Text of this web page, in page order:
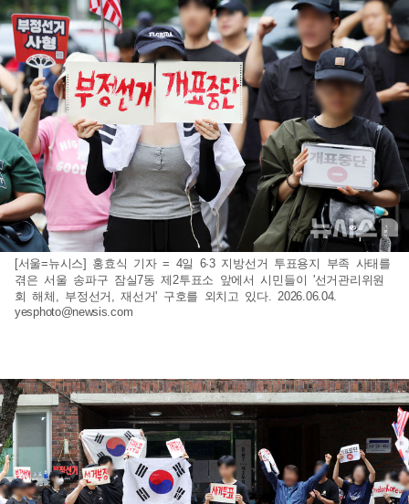
[서울=뉴시스] 홍효식 기자 = 4일 6·3 지방선거 투표용지 부족 사태를
겪은 서울 송파구 잠실7동 제2투표소 앞에서 시민들이 '선거관리위원
회 해체, 부정선거, 재선거' 구호를 외치고 있다. 2026.06.04.
yesphoto@newsis.com